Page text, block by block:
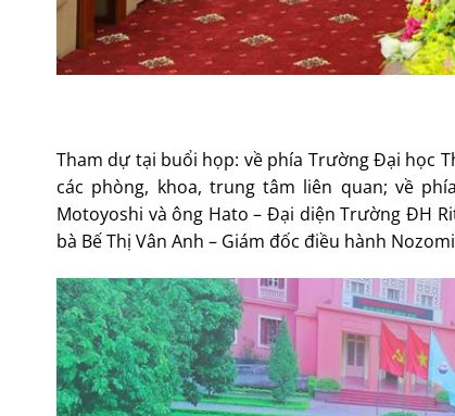
Tham dự tại buổi họp: về phía Trường Đại học
các phòng, khoa, trung tâm liên quan; về
Motoyoshi và ông Hato – Đại diện Trường ĐH
bà Bế Thị Vân Anh – Giám đốc điều hành